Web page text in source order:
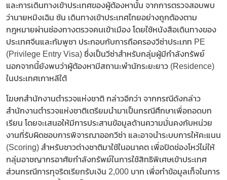
และการเดินทางเข้าประเทศของผู้ต้องหานั้น จากการตรวจสอบพบ
ว่านายหมิงเฉิน ซัน เดินทางเข้าประเทศไทยอย่างถูกต้องตาม
กฎหมายผ่านช่องทางตรวจคนเข้าเมือง โดยใช้หนังสือเดินทางของ
ประเทศจีนและกัมพูชา ประกอบกับการถือครองวีซ่าประเภท PE
(Privilege Entry Visa) ซึ่งเป็นวีซ่าสำหรับกลุ่มผู้มีกำลังทรัพย์
นอกจากนี้ยังพบว่าผู้ต้องหามีสถานะพำนักระยะยาว (Residence)
ในประเทศเกาหลีใต้
โฆษกสำนักงานตำรวจแห่งชาติ กล่าวอีกว่า จากกรณีดังกล่าว
สำนักงานตำรวจแห่งชาติเตรียมนำมาเป็นกรณีศึกษาเพื่อถอดบท
เรียน โดยจะเสนอให้มีการประสานข้อมูลด้านความมั่นคงกับหน่วย
งานที่รับผิดชอบการพิจารณาออกวีซ่า และอาจนำระบบการให้คะแนน
(Scoring) สำหรับชาวต่างชาติมาใช้ในอนาคต เพื่อปิดช่องโหว่ไม่ให้
กลุ่มอาชญากรอาศัยกำลังทรัพย์ในการใช้สิทธิพิเศษเข้าประเทศ
ส่วนกรณีการทุจริตเรียกรับเงิน 2,000 บาท เพื่อทำข้อมูลเท็จในการ